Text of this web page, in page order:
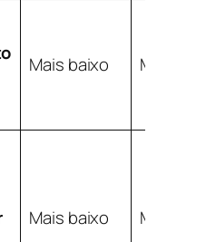
Mais baixo Mais alto
Mais baixo Mais